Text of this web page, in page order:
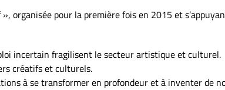
organisée pour la première fois en 2015 et
incertain fragilisent le secteur artistique et culturel.
créatifs et culturels.
à se transformer en profondeur et à inventer de